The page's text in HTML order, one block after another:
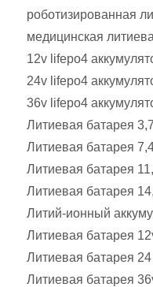
роботизированная
медицинская
12v lifepo4
24v lifepo4
36v lifepo4
Литиевая батарея
Литиевая батарея
Литиевая батарея
Литиевая батарея
Литий-ионный
Литиевая батарея
Литиевая батарея 24
Литиевая батарея